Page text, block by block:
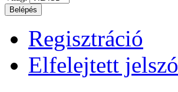
Regisztráció
Elfelejtett jelszó